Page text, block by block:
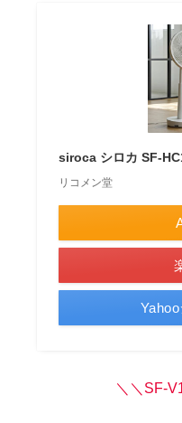
siroca シロカ SF-
リコメン堂
＼＼SF-